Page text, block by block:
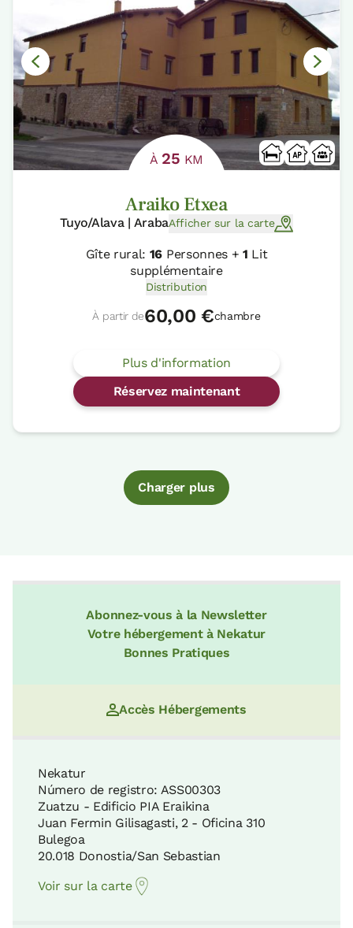
À 25 KM
Araiko Etxea
Tuyo/Alava | ArabaAfficher sur la carte
Gîte rural: 16 Personnes + 1 Lit
supplémentaire
Distribution
À partir de60,00 €chambre
Plus d'information
Réservez maintenant
Charger plus
Abonnez-vous à la Newsletter
Votre hébergement à Nekatur
Bonnes Pratiques
Accès Hébergements
Nekatur
Número de registro: ASS00303
Zuatzu - Edificio PIA Eraikina
Juan Fermin Gilisagasti, 2 - Oficina 310
Bulegoa
20.018 Donostia/San Sebastian
Voir sur la carte